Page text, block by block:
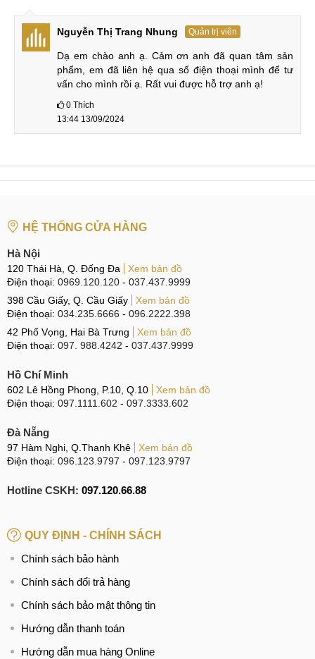
So sánh pin, sạc iQOO Neo 9 Pro và iQOO Neo 8 Pro:
iQOO Neo 9 Pro iQOO Neo 8 Pro
Pin
Dung lượng Vivo iQOO Neo 9 Pro
trong UFS 4.0 cho tốc độ xử lý vô cùng nhanh. Với RAM 12-
16GB và bộ nhớ trong 256GB-1TB giúp bạn có nhiều phiên
bản bộ nhớ để lựa chọn.
Các bản bộ nhớ gồm: 12-256GB, 12-512GB, 16-
16GB-1TB, tất cả đều đáp ứng vô cùng tốt nhu cầu sử dụng
và chạy đa nhiệm của mọi đối tượng người dùng.
Đánh giá Vivo iQOO Neo 9 Pro
Thiết kế và màu sắc
Thiết bị ra mắt trong thời điểm xu hướng khung phẳng
phẳng tạo nên sự vuông vức. Tuy nhiên mặt lưng được bo
cong nhẹ nên vẫn cho cảm giác cầm nắm khá thoải mái.
Kích thước máy chỉ từ 8-8,3 mm không mỏng hơn bản tiền
Nguyễn Thị Trang Nhung Quản trị viên
Dạ em chào anh ạ. Cảm ơn anh đã quan tâm sản
phẩm, em đã liên hệ qua số điện thoại mình để tư
vấn cho mình rồi ạ. Rất vui được hỗ trợ anh ạ!
0 Thích
13:44 13/09/2024
HỆ THỐNG CỬA HÀNG
Hà Nội
120 Thái Hà, Q. Đống Đa
Xem bản đồ
Điện thoại: 0969.120.120 - 037.437.9999
398 Cầu Giấy, Q. Cầu Giấy
Xem bản đồ
Điện thoại: 034.235.6666 - 096.2222.398
42 Phố Vọng, Hai Bà Trưng
Xem bản đồ
Điện thoại: 097. 988.4242 - 037.437.9999
Hồ Chí Minh
602 Lê Hồng Phong, P.10, Q.10
Xem bản đồ
Điện thoại: 097.1111.602 - 097.3333.602
Đà Nẵng
97 Hàm Nghi, Q.Thanh Khê
Xem bản đồ
Điện thoại: 096.123.9797 - 097.123.9797
Hotline CSKH: 097.120.66.88
QUY ĐỊNH - CHÍNH SÁCH
Chính sách bảo hành
Chính sách đổi trả hàng
Chính sách bảo mật thông tin
Hướng dẫn thanh toán
Hướng dẫn mua hàng Online